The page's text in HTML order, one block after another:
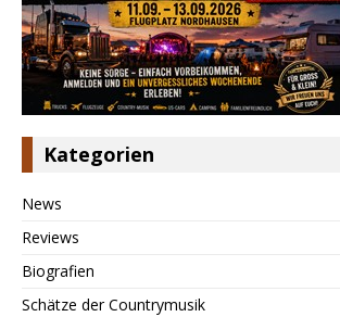
Kategorien
News
Reviews
Biografien
Schätze der Countrymusik